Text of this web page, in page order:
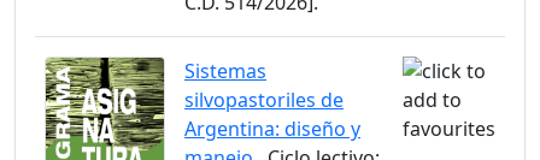
Sistemas
silvopastoriles de
Argentina: diseño y